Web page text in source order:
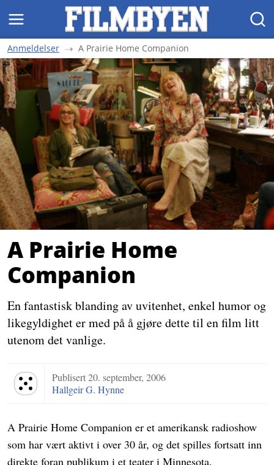
MENY SØK
Anmeldelser A Prairie Home Companion
A Prairie Home
Companion
En fantastisk blanding av uvitenhet, enkel humor og
likegyldighet er med på å gjøre dette til en film litt
utenom det vanlige.
Terningkast 5Publisert20. september, 2006
Hallgeir G. Hynne
A Prairie Home Companion er et amerikansk radioshow
som har vært aktivt i over 30 år, og det spilles fortsatt inn
direkte foran publikum i et teater i Minnesota.